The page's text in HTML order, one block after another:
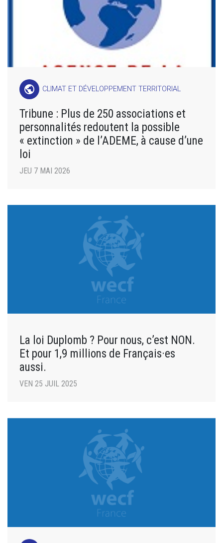
public CLIMAT ET DÉVELOPPEMENT TERRITORIAL
Tribune : Plus de 250 associations et
personnalités redoutent la possible
« extinction » de l’ADEME, à cause d’une
loi
JEU 7 MAI 2026
La loi Duplomb ? Pour nous, c’est NON.
Et pour 1,9 millions de Français·es
aussi.
VEN 25 JUIL 2025